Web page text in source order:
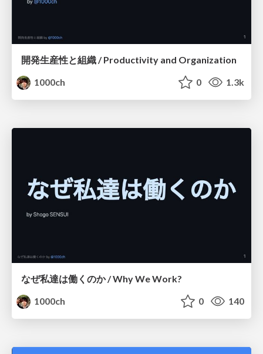
開発生産性と組織 / Productivity and Organization
1000ch
0 1.3k
なぜ私達は働くのか / Why We Work?
1000ch
0 140